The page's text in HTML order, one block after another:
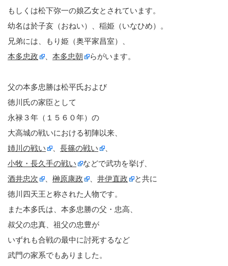
もしくは松下弥一の娘乙女とされています。
幼名は於子亥（おねい）、稲姫（いなひめ）。
兄弟には、もり姫（奥平家昌室）、
本多忠政
本多忠朝 らがいます。
父の本多忠勝は松平氏および
徳川氏の家臣として
永禄３年（１５６０年）の
大高城の戦いにおける初陣以来、
姉川の戦い
長篠の戦い
小牧・長久手の戦い
などで武功を挙げ、
酒井忠次
榊原康政 井伊直政
と共に
徳川四天王と称された人物です。
また本多氏は、本多忠勝の父・忠高、
叔父の忠真、祖父の忠豊が
いずれも合戦の最中に討死するなど
武門の家系でもありました。